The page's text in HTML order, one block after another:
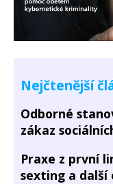
Nejčtenější
Odborné
zákaz
Praxe z první
sexting a další